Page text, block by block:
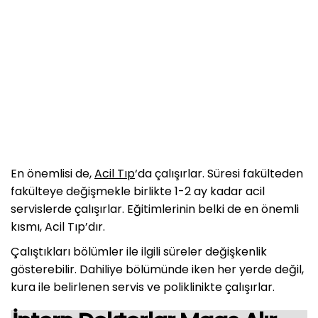
En önemlisi de,Acil Tıp‘da çalışırlar. Süresi fakülteden
fakülteye değişmekle birlikte 1-2 ay kadar acil
servislerde çalışırlar. Eğitimlerinin belki de en önemli
kısmı, Acil Tıp’dır.
Çalıştıkları bölümler ile ilgili süreler değişkenlik
gösterebilir. Dahiliye bölümünde iken her yerde değil,
kura ile belirlenen servis ve poliklinikte çalışırlar.